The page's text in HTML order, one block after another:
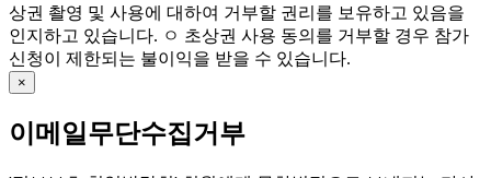
상권 촬영 및 사용에 대하여 거부할 권리를 보유하고 있음을
인지하고 있습니다. ㅇ 초상권 사용 동의를 거부할 경우 참가
신청이 제한되는 불이익을 받을 수 있습니다.
×
이메일무단수집거부